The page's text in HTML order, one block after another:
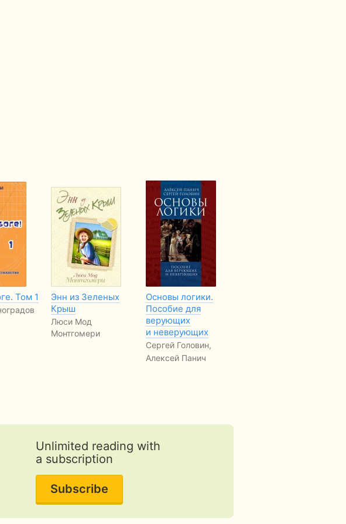
Том 1
Энн из Зеленых
Крыш
Люси Мод
Монтгомери
Основы логики.
Пособие для
верующих
и неверующих
Сергей Головин,
Алексей Панич
Unlimited reading with
a subscription
Subscribe